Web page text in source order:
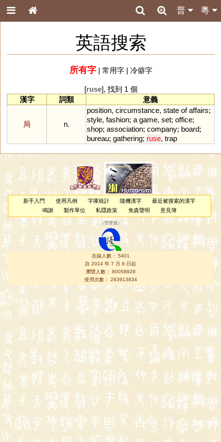
粵
普
英語搜索
所有字| 常用字| 冷僻字
[ruse], 找到 1 個
漢字
詞類 意義
局 n.
position, circumstance, state of affairs;
style, fashion; a game, set; office;
shop; association; company; board;
bureau; gathering; ruse, trap
新手入門 使用凡例 字庫統計 隨機漢字
最近被搜索的漢字
鳴謝
製作單位 私隱政策 免責聲明 意見簿
（管理員 ）
在線人數： 5401
自 2014 年 7 月 8 日起
瀏覽人數： 80058928
使用次數： 293913834